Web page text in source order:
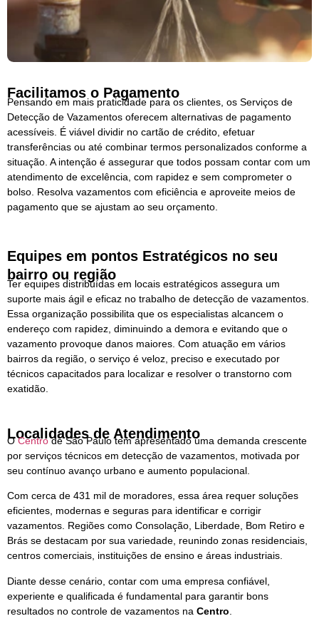
Facilitamos o Pagamento
Pensando em mais praticidade para os clientes, os Serviços de
Detecção de Vazamentos oferecem alternativas de pagamento
acessíveis. É viável dividir no cartão de crédito, efetuar
transferências ou até combinar termos personalizados conforme a
situação. A intenção é assegurar que todos possam contar com um
atendimento de excelência, com rapidez e sem comprometer o
bolso. Resolva vazamentos com eficiência e aproveite meios de
pagamento que se ajustam ao seu orçamento.
Equipes em pontos Estratégicos no seu
bairro ou região
Ter equipes distribuídas em locais estratégicos assegura um
suporte mais ágil e eficaz no trabalho de detecção de vazamentos.
Essa organização possibilita que os especialistas alcancem o
endereço com rapidez, diminuindo a demora e evitando que o
vazamento provoque danos maiores. Com atuação em vários
bairros da região, o serviço é veloz, preciso e executado por
técnicos capacitados para localizar e resolver o transtorno com
exatidão.
Localidades de Atendimento
OCentrode São Paulo tem apresentado uma demanda crescente
por serviços técnicos em detecção de vazamentos, motivada por
seu contínuo avanço urbano e aumento populacional.
Com cerca de 431 mil de moradores, essa área requer soluções
eficientes, modernas e seguras para identificar e corrigir
vazamentos. Regiões como Consolação, Liberdade, Bom Retiro e
Brás se destacam por sua variedade, reunindo zonas residenciais,
centros comerciais, instituições de ensino e áreas industriais.
Diante desse cenário, contar com uma empresa confiável,
experiente e qualificada é fundamental para garantir bons
resultados no controle de vazamentos na Centro